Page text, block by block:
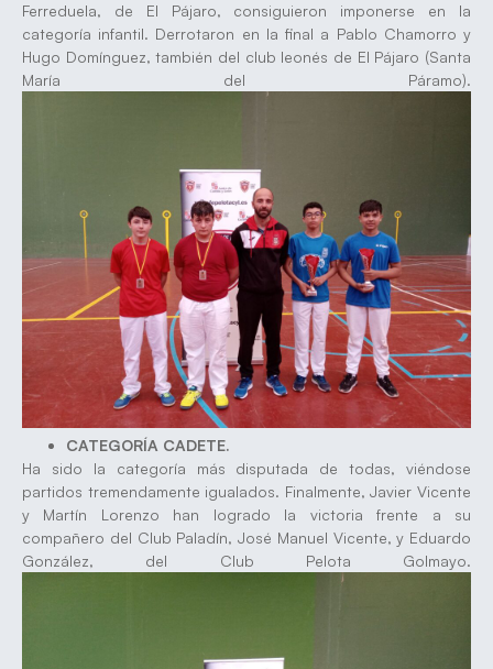
Ferreduela, de El Pájaro, consiguieron imponerse en la
categoría infantil. Derrotaron en la final a Pablo Chamorro y
Hugo Domínguez, también del club leonés de El Pájaro (Santa
María del Páramo).
CATEGORÍA CADETE.
Ha sido la categoría más disputada de todas, viéndose
partidos tremendamente igualados. Finalmente, Javier Vicente
y Martín Lorenzo han logrado la victoria frente a su
compañero del Club Paladín, José Manuel Vicente, y Eduardo
González, del Club Pelota Golmayo.